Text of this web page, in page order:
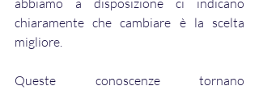
chiaramente che cambiare è la scelta
migliore.
Queste conoscenze tornano